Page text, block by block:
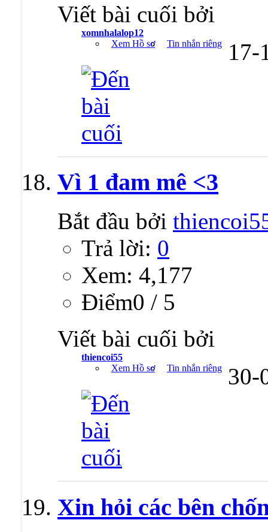
Viết bài cuối bởi
xomnhalalop12
Xem Hồ sơ
Tin nhắn riêng 17-
Vì 1 đam mê <3
Bắt đầu bởi
Trả lời: 0
Xem: 4,177
Ðiểm0 / 5
Viết bài cuối bởi
thiencoi55
Xem Hồ sơ
Tin nhắn riêng 30-
Xin hỏi các bên